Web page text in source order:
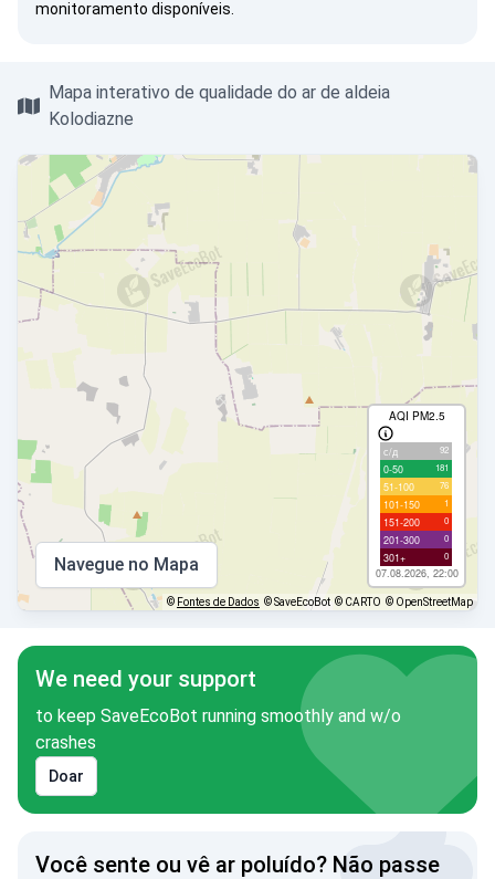
monitoramento disponíveis.
Mapa interativo de qualidade do ar de aldeia
Kolodiazne
Crimeia é Ucrânia!
AQI PM2.5
с/д 92
0-50 181
51-100 76
101-150 1
151-200 0
201-300 0
301+ 0
07.08.2026, 22:00
Navegue no Mapa
© Fontes de Dados © SaveEcoBot © CARTO © OpenStreetMap
We need your support
to keep SaveEcoBot running smoothly and w/o
crashes
Doar
Você sente ou vê ar poluído? Não passe